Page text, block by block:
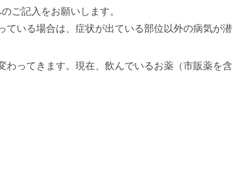
ご記入をお願いします。
ている場合は、症状が出ている部位以外の病気が潜
わってきます。現在、飲んでいるお薬（市販薬を含